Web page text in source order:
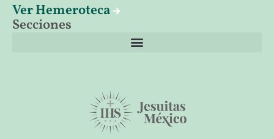
Ver Hemeroteca
Secciones